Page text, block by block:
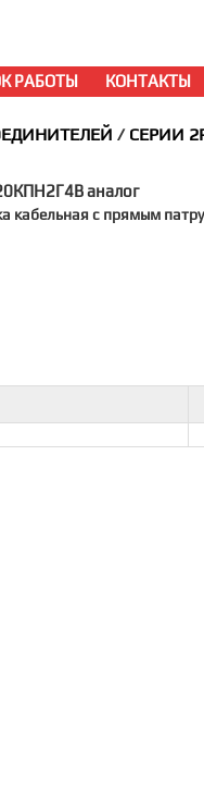
РАБОТЫ КОНТАКТЫ
/ СЕРИИ
аналог
кабельная с прямым